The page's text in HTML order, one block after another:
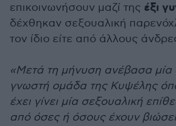
επικοινωνήσουν μαζί της έξι
δέχθηκαν σεξουαλική
τον ίδιο είτε από άλλους
«Μετά τη μήνυση ανέβασα μία
γνωστή ομάδα της Κυψέλης
έχει γίνει μία σεξουαλική
από όσες ή όσους έχουν βιώσει